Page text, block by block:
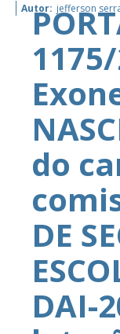
Autor: jefferson
do
DE
DAI-